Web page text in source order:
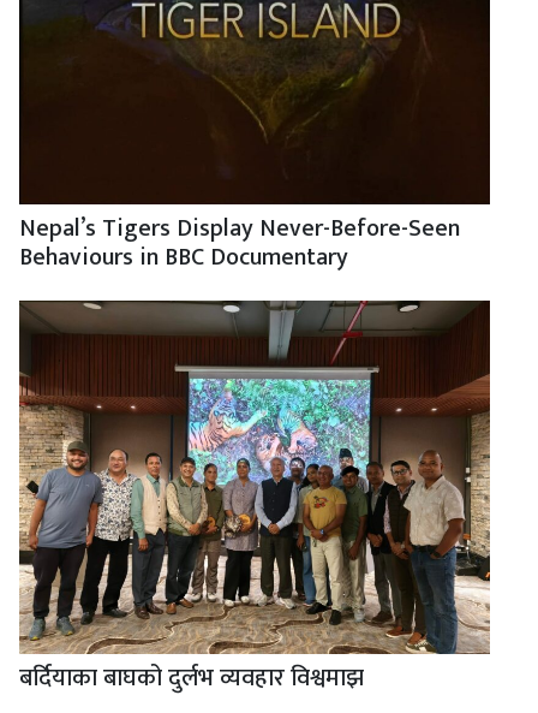
Nepal’s Tigers Display Never-Before-Seen
Behaviours in BBC Documentary
बर्दियाका बाघको दुर्लभ व्यवहार विश्वमाझ